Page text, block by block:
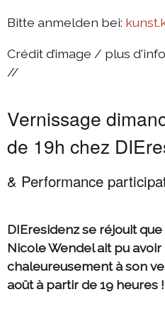
Bitte anmelden bei:
Crédit d’image / plus
//
Vernissage
de 19h chez
& Performance
DIEresidenz se réjouit
Nicole Wendel ait pu
chaleureusement à son
août à partir de 19 heures !